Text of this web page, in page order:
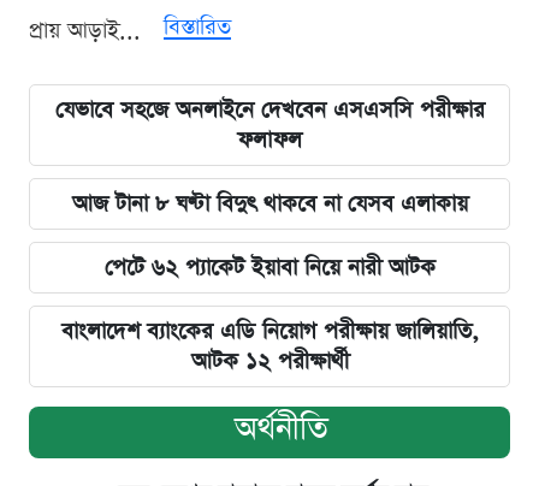
প্রায় আড়াই...
বিস্তারিত
যেভাবে সহজে অনলাইনে দেখবেন এসএসসি পরীক্ষার
ফলাফল
আজ টানা ৮ ঘণ্টা বিদুৎ থাকবে না যেসব এলাকায়
পেটে ৬২ প্যাকেট ইয়াবা নিয়ে নারী আটক
বাংলাদেশ ব্যাংকের এডি নিয়োগ পরীক্ষায় জালিয়াতি,
আটক ১২ পরীক্ষার্থী
অর্থনীতি